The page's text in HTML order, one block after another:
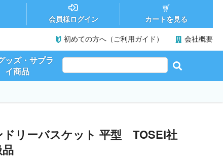
会員様ログイン
カートを見る
初めての方へ（ご利用ガイド）
会社概要
ッズ・サプラ
イ商品
ドリーバスケット 平型 TOSEI社